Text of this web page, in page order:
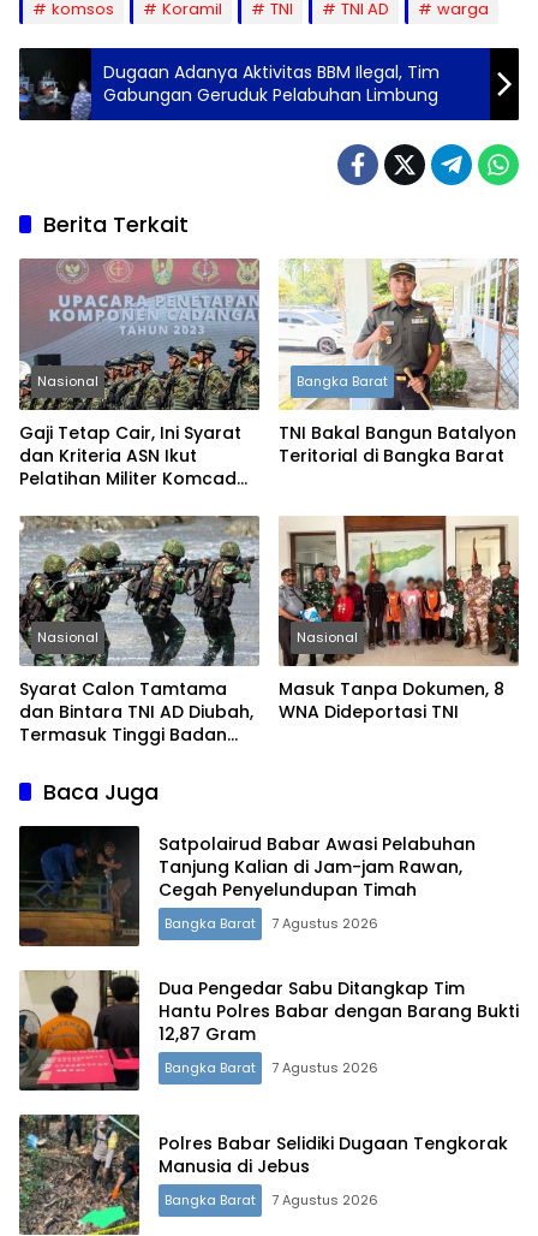
komsos
Koramil TNI TNI AD warga
Dugaan Adanya Aktivitas BBM Ilegal, Tim
Gabungan Geruduk Pelabuhan Limbung
Berita Terkait
Nasional
Gaji Tetap Cair, Ini Syarat
dan Kriteria ASN Ikut
Pelatihan Militer Komcad
Bangka Barat
TNI Bakal Bangun Batalyon
Teritorial di Bangka Barat
Nasional
Syarat Calon Tamtama
dan Bintara TNI AD Diubah,
Termasuk Tinggi Badan
Nasional
Masuk Tanpa Dokumen, 8
WNA Dideportasi TNI
Baca Juga
Satpolairud Babar Awasi Pelabuhan
Tanjung Kalian di Jam-jam Rawan,
Cegah Penyelundupan Timah
Bangka Barat 7 Agustus 2026
Dua Pengedar Sabu Ditangkap Tim
Hantu Polres Babar dengan Barang Bukti
12,87 Gram
Bangka Barat 7 Agustus 2026
Polres Babar Selidiki Dugaan Tengkorak
Manusia di Jebus
Bangka Barat 7 Agustus 2026